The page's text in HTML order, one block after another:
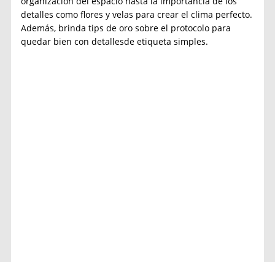
detalles como flores y velas para crear el clima perfecto.
Además, brinda tips de oro sobre el protocolo para
quedar bien con detallesde etiqueta simples.